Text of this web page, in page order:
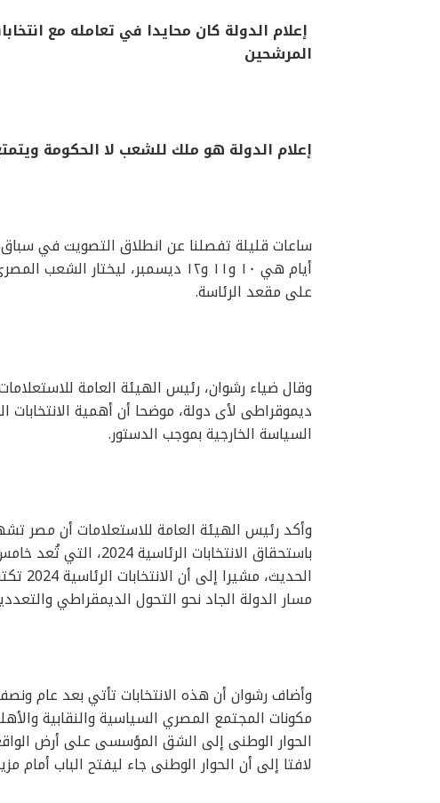
إعلام الدولة كان محايدا في تعامله مع
المرشحين
إعلام الدولة هو ملك للشعب لا الحكومة
على مقعد الرئاسة.
وقال ضياء رشوان، رئيس الهيئة العامة
ديموقراطى لأى دولة، موضحا أن أهمية الانتخابات
السياسة الخارجية بموجب الدستور.
وأكد رئيس الهيئة العامة للاستعلامات أن مصر
باستحقاق الانتخابات
مسار الدولة الجاد نحو التحول الديمقراطي
وأضاف رشوان أن هذه الانتخابات تأتي بعد عام
مكونات المجتمع المصري السياسية والنقابية
الحوار الوطنى إلى الشق المؤسسى على أرض
لافتا إلى أن الحوار الوطنى جاء ليفتح الباب